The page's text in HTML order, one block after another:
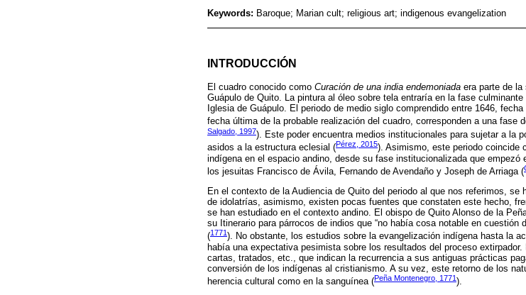
Keywords: Baroque; Marian cult; religious art; indigenous evangelization
INTRODUCCIÓN
El cuadro conocido como Curación de una india endemoniada era parte de la
Guápulo de Quito. La pintura al óleo sobre tela entraría en la fase
Iglesia de Guápulo. El periodo de medio siglo comprendido entre 1646,
fecha última de la probable realización del cuadro, corresponden a una fase
Salgado, 1997). Este poder encuentra medios institucionales para sujetar a la
asidos a la estructura eclesial (Pérez, 2015). Asimismo, este periodo coincide
indígena en el espacio andino, desde su fase institucionalizada que
los jesuitas Francisco de Ávila, Fernando de Avendaño y Joseph de Arriaga (
En el contexto de la Audiencia de Quito del periodo al que nos referimos,
de idolatrías, asimismo, existen pocas fuentes que constaten este hecho,
se han estudiado en el contexto andino. El obispo de Quito Alonso de la
su Itinerario para párrocos de indios que “no había cosa notable en
(1771). No obstante, los estudios sobre la evangelización indígena hasta la
había una expectativa pesimista sobre los resultados del proceso
cartas, tratados, etc., que indican la recurrencia a sus antiguas prácticas
conversión de los indígenas al cristianismo. A su vez, este retorno de los
herencia cultural como en la sanguínea (Peña Montenegro, 1771).